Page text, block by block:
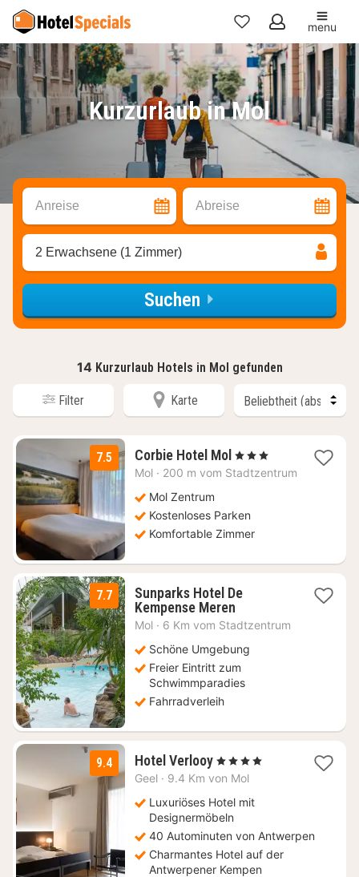
Meine
Favoriten
menu
Kurzurlaub in Mol
Anreise Abreise
2 Erwachsene (1 Zimmer)
Suchen
14 Kurzurlaub Hotels in Mol gefunden
Filter Karte
7.5 Corbie Hotel Mol 1
Nacht
€
, 3 Sterne
Mol · 200 m vom Stadtzentrum
Mol Zentrum
Kostenloses Parken
Komfortable Zimmer
7.7
Sunparks Hotel De
Kempense Meren1
Nacht
65
€
Mol · 6 Km vom Stadtzentrum
Schöne Umgebung
Freier Eintritt zum
Schwimmparadies
Fahrradverleih
9.4 Hotel Verlooy1
Nacht
193
€
, 4 Sterne
Geel · 9.4 Km von Mol
Luxuriöses Hotel mit
Designermöbeln
40 Autominuten von Antwerpen
Charmantes Hotel auf der
Antwerpener Kempen